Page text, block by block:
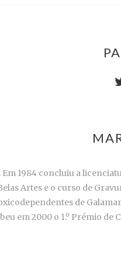
Em 1984 concluiu a
Artes e o curso de
de
em 2000 o 1.º Prémio